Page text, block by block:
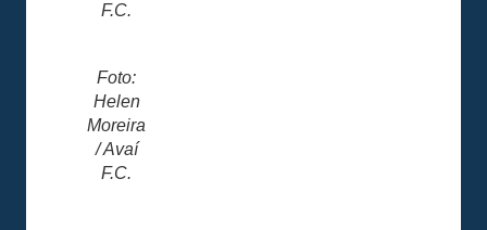
F.C.
Foto:
Helen
Moreira
/ Avaí
F.C.